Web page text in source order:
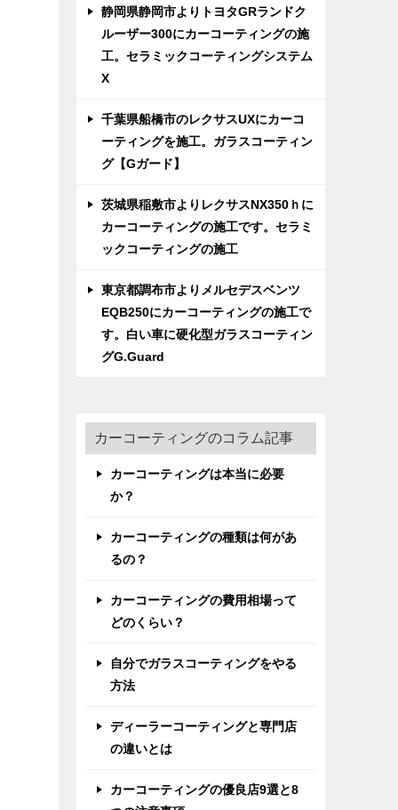
静岡県静岡市よりトヨタGRランドク
ルーザー300にカーコーティングの施
工。セラミックコーティングシステム
X
千葉県船橋市のレクサスUXにカーコ
ーティングを施工。ガラスコーティン
グ【Gガード】
茨城県稲敷市よりレクサスNX350ｈに
カーコーティングの施工です。セラミ
ックコーティングの施工
東京都調布市よりメルセデスベンツ
EQB250にカーコーティングの施工で
す。白い車に硬化型ガラスコーティン
グG.Guard
カーコーティングのコラム記事
カーコーティングは本当に必要
か？
カーコーティングの種類は何があ
るの？
カーコーティングの費用相場って
どのくらい？
自分でガラスコーティングをやる
方法
ディーラーコーティングと専門店
の違いとは
カーコーティングの優良店9選と8